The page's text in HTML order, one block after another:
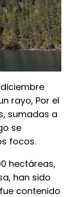
rayo, Por el
sumadas a
se
focos.
hectáreas,
han sido
contenido